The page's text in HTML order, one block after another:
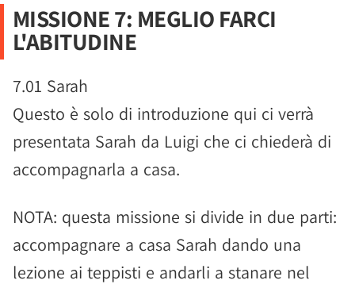
MISSIONE 7: MEGLIO FARCI
L'ABITUDINE
7.01 Sarah
Questo è solo di introduzione qui ci verrà
presentata Sarah da Luigi che ci chiederà di
accompagnarla a casa.
NOTA: questa missione si divide in due parti:
accompagnare a casa Sarah dando una
lezione ai teppisti e andarli a stanare nel